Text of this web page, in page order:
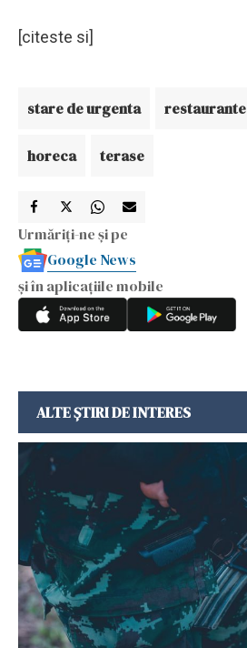
[citeste si]
stare de urgenta restaurante
horeca terase
Urmăriți-ne și pe
Google News
și în aplicațiile mobile
ALTE ȘTIRI DE INTERES